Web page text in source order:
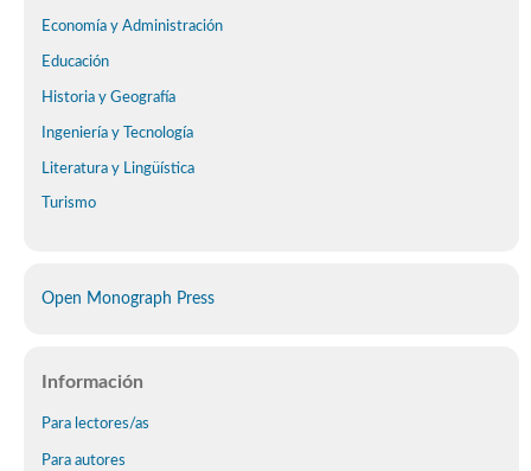
Economía y Administración
Educación
Historia y Geografía
Ingeniería y Tecnología
Literatura y Lingüística
Turismo
Open Monograph Press
Información
Para lectores/as
Para autores